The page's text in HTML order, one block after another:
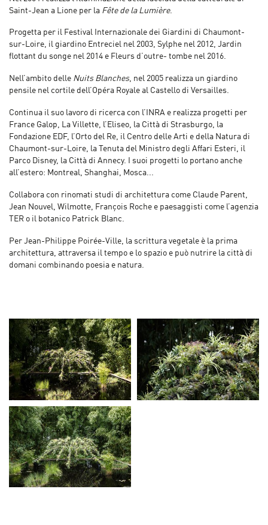
Saint-Jean a Lione per la Fête de la Lumière.
Progetta per il Festival Internazionale dei Giardini di Chaumont-
sur-Loire, il giardino Entreciel nel 2003, Sylphe nel 2012, Jardin
flottant du songe nel 2014 e Fleurs d’outre- tombe nel 2016.
Nell’ambito delle Nuits Blanches, nel 2005 realizza un giardino
pensile nel cortile dell’Opéra Royale al Castello di Versailles.
Continua il suo lavoro di ricerca con l’INRA e realizza progetti per
France Galop, La Villette, l’Eliseo, la Città di Strasburgo, la
Fondazione EDF, l’Orto del Re, il Centro delle Arti e della Natura di
Chaumont-sur-Loire, la Tenuta del Ministro degli Affari Esteri, il
Parco Disney, la Città di Annecy. I suoi progetti lo portano anche
all’estero: Montreal, Shanghai, Mosca...
Collabora con rinomati studi di architettura come Claude Parent,
Jean Nouvel, Wilmotte, François Roche e paesaggisti come l’agenzia
TER o il botanico Patrick Blanc.
Per Jean-Philippe Poirée-Ville, la scrittura vegetale è la prima
architettura, attraversa il tempo e lo spazio e può nutrire la città di
domani combinando poesia e natura.